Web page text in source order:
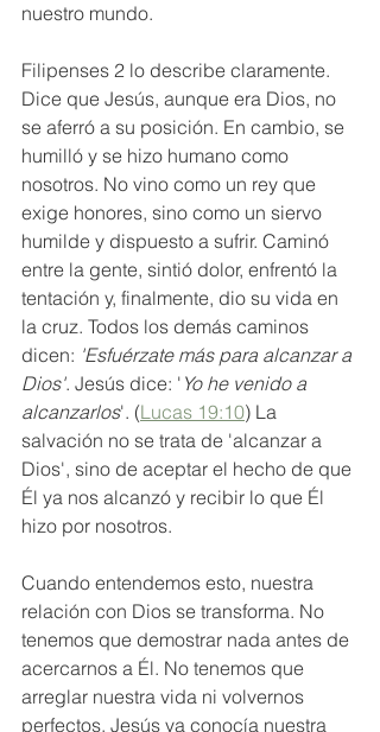
nuestro mundo.
Filipenses 2 lo describe claramente.
Dice que Jesús, aunque era Dios, no
se aferró a su posición. En cambio, se
humilló y se hizo humano como
nosotros. No vino como un rey que
exige honores, sino como un siervo
humilde y dispuesto a sufrir. Caminó
entre la gente, sintió dolor, enfrentó la
tentación y, finalmente, dio su vida en
la cruz. Todos los demás caminos
dicen: 'Esfuérzate más para alcanzar a
Dios'. Jesús dice: ' Yo he venido a
alcanzarlos'. (Lucas 19:10) La
salvación no se trata de 'alcanzar a
Dios', sino de aceptar el hecho de que
Él ya nos alcanzó y recibir lo que Él
hizo por nosotros.
Cuando entendemos esto, nuestra
relación con Dios se transforma. No
tenemos que demostrar nada antes de
acercarnos a Él. No tenemos que
arreglar nuestra vida ni volvernos
perfectos. Jesús ya conocía nuestra